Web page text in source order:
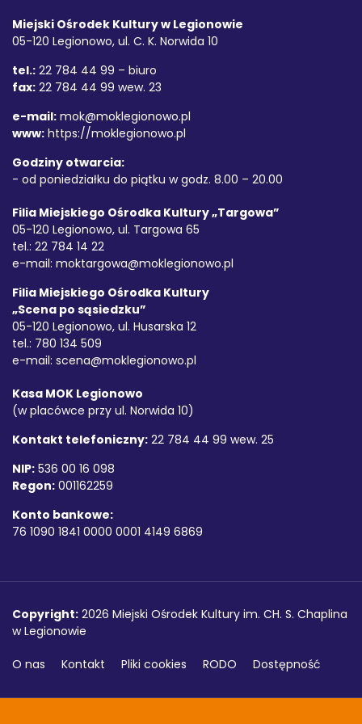
Miejski Ośrodek Kultury w Legionowie
05-120 Legionowo, ul. C. K. Norwida 10
tel.: 22 784 44 99 – biuro
fax: 22 784 44 99 wew. 23
e-mail: mok@moklegionowo.pl
www: https://moklegionowo.pl
Godziny otwarcia:
- od poniedziałku do piątku w godz. 8.00 – 20.00
Filia Miejskiego Ośrodka Kultury „Targowa”
05-120 Legionowo, ul. Targowa 65
tel.: 22 784 14 22
e-mail: moktargowa@moklegionowo.pl
Filia Miejskiego Ośrodka Kultury
„Scena po sąsiedzku”
05-120 Legionowo, ul. Husarska 12
tel.: 780 134 509
e-mail: scena@moklegionowo.pl
Kasa MOK Legionowo
(w placówce przy ul. Norwida 10)
Kontakt telefoniczny: 22 784 44 99 wew. 25
NIP: 536 00 16 098
Regon: 001162259
Konto bankowe:
76 1090 1841 0000 0001 4149 6869
Copyright
Copyright: 2026 Miejski Ośrodek Kultury im. CH. S. Chaplina
w Legionowie
O nas Kontakt Pliki cookies RODO Dostępność
Projekt